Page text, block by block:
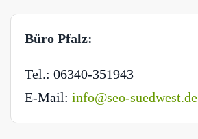
Büro Pfalz:
Tel.: 06340-351943
E-Mail: info@seo-suedwest.de